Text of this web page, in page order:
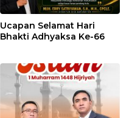
Ucapan Selamat Hari
Bhakti Adhyaksa Ke-66